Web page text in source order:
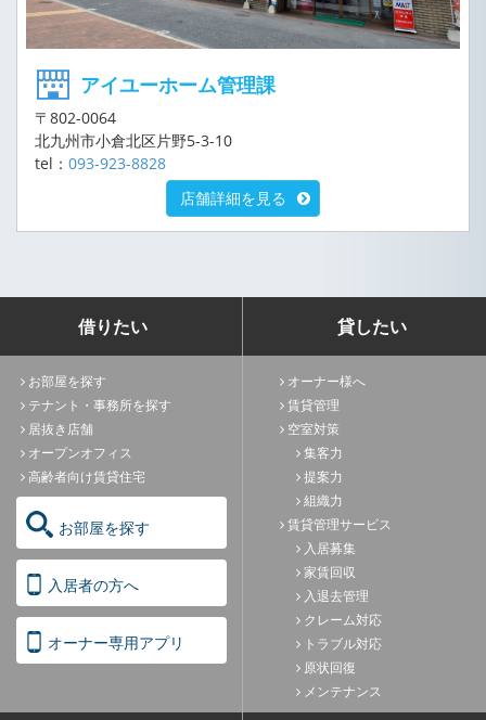
アイユーホーム管理課
〒802-0064
北九州市小倉北区片野5-3-10
tel： 093-923-8828
店舗詳細を見る
借りたい
お部屋を探す
テナント・事務所を探す
居抜き店舗
オープンオフィス
高齢者向け賃貸住宅
お部屋を探す
入居者の方へ
オーナー専用アプリ
貸したい
オーナー様へ
賃貸管理
空室対策
集客力
提案力
組織力
賃貸管理サービス
入居募集
家賃回収
入退去管理
クレーム対応
トラブル対応
原状回復
メンテナンス